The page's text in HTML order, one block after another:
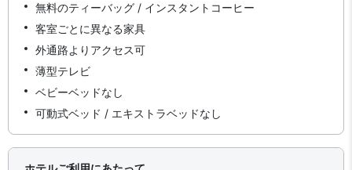
無料のティーバッグ / インスタントコーヒー
客室ごとに異なる家具
外通路よりアクセス可
薄型テレビ
ベビーベッドなし
可動式ベッド / エキストラベッドなし